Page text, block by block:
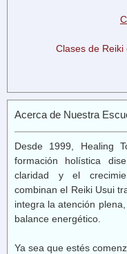
Clases de Reiki
Acerca de Nuestra
Desde 1999, Healing
formación holística
claridad y el
combinan el Reiki Usui
integra la atención
balance energético.
Ya sea que estés